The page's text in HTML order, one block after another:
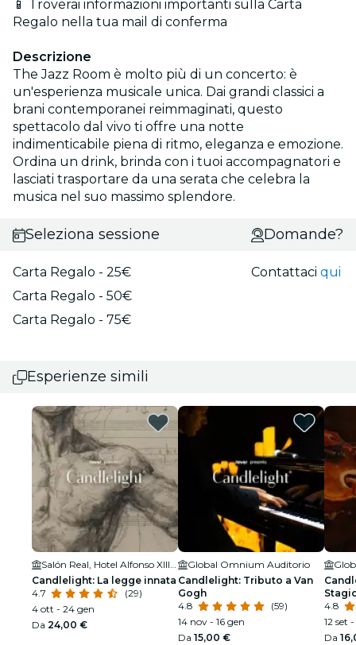
📱 Troverai informazioni importanti sulla Carta
Regalo nella tua mail di conferma
Descrizione
The Jazz Room è molto più di un concerto: è
un'esperienza musicale unica. Dai grandi classici a
brani contemporanei reimmaginati, questo
spettacolo dal vivo ti offre una notte
indimenticabile piena di ritmo, eleganza e emozione.
Ordina un drink, brinda con i tuoi accompagnatori e
lasciati trasportare da una serata che celebra la
musica nel suo massimo splendore.
Seleziona sessione
Carta Regalo - 25€
Carta Regalo - 50€
Carta Regalo - 75€
Domande?
Contattaciqui
Esperienze simili
Salón Real, Hotel Alfonso XIII Sevilla
Candlelight: La legge innata
4.7
(29)
4 ott - 24 gen
Da 24,00 €
Global Omnium Auditorio
Candlelight: Tributo a Van
Gogh
4.8
(59)
14 nov - 16 gen
Da 15,00 €
4.8
12 set
Da